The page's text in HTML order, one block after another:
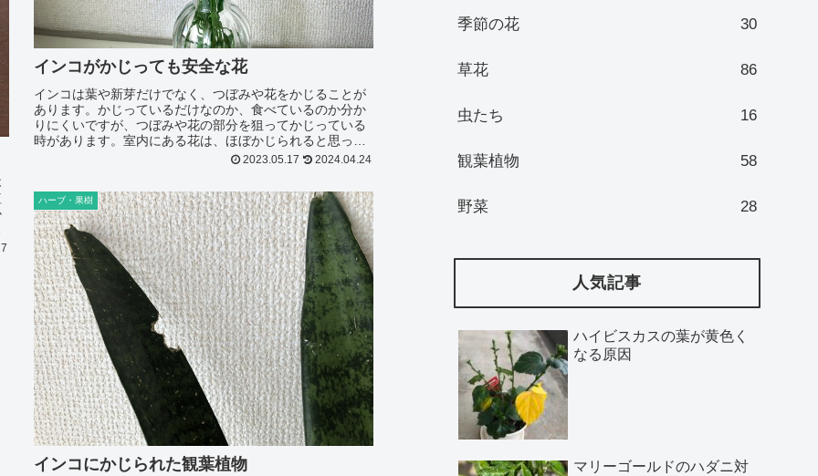
インコがかじっても安全な花
インコは葉や新芽だけでなく、つぼみや花をかじることが
あります。かじっているだけなのか、食べているのか分か
りにくいですが、つぼみや花の部分を狙ってかじっている
時があります。室内にある花は、ほぼかじられると思って
いたほうが良いと思います。毒があるような危険な植物は
2023.05.17 2024.04.24
ハーブ・果樹
インコにかじられた観葉植物
季節の花 30
草花 86
虫たち 16
観葉植物 58
野菜 28
人気記事
ハイビスカスの葉が黄色く
なる原因
マリーゴールドのハダニ対